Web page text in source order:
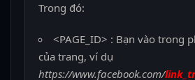
Trong đó:
<PAGE_ID> : Bạn vào trong
của trang, ví dụ
https://www.facebook.com/